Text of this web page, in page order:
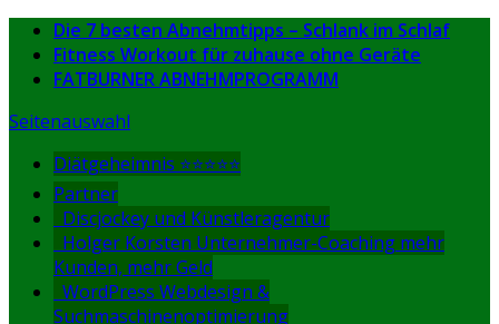
Die 7 besten Abnehmtipps – Schlank im Schlaf
Fitness Workout für zuhause ohne Geräte
FATBURNER ABNEHMPROGRAMM
Seitenauswahl
Diätgeheimnis ⭐⭐⭐⭐⭐
Partner
Discjockey und Künstleragentur
Holger Korsten Unternehmer-Coaching mehr
Kunden, mehr Geld
WordPress Webdesign &
Suchmaschinenoptimierung